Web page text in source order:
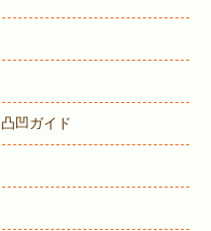
凸凹ガイド